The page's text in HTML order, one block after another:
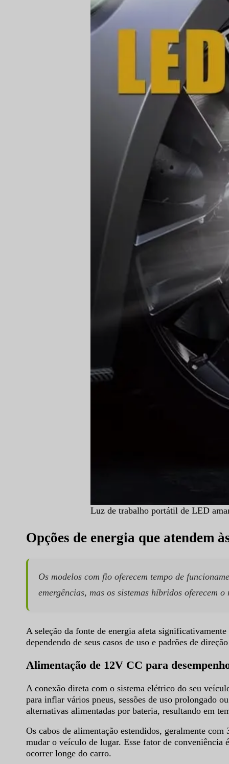
Luz de trabalho portátil de LED
Opções de energia que atendem
Os modelos com fio oferecem tempo de
emergências, mas os sistemas híbridos oferecem
A seleção da fonte de energia afeta
dependendo de seus casos de uso e padrões de
Alimentação de 12V CC para
A conexão direta com o sistema elétrico do seu
para inflar vários pneus, sessões de uso prolongado
alternativas alimentadas por bateria, resultando em
Os cabos de alimentação estendidos, geralmente
mudar o veículo de lugar. Esse fator de conveniência
ocorrer longe do carro.